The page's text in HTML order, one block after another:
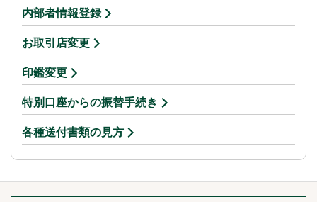
内部者情報登録
お取引店変更
印鑑変更
特別口座からの振替手続き
各種送付書類の見方